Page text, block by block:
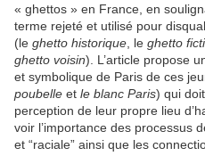
« ghettos » en France, en
terme rejeté et utilisé pour
(le ghetto historique , le ghetto
ghetto voisin). L’article propose
et symbolique de Paris de ces
poubelle et le blanc Paris) qui
perception de leur propre lieu
voir l’importance des processus
et “raciale” ainsi que les